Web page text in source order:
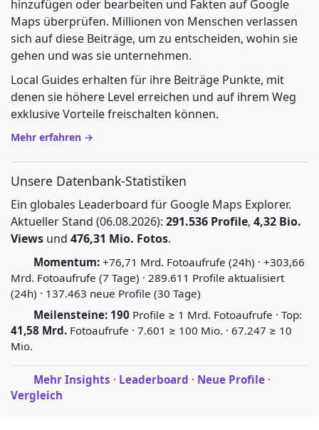
hinzufügen oder bearbeiten und Fakten auf Google
Maps überprüfen. Millionen von Menschen verlassen
sich auf diese Beiträge, um zu entscheiden, wohin sie
gehen und was sie unternehmen.
Local Guides erhalten für ihre Beiträge Punkte, mit
denen sie höhere Level erreichen und auf ihrem Weg
exklusive Vorteile freischalten können.
Mehr erfahren →
Unsere Datenbank-Statistiken
Ein globales Leaderboard für Google Maps Explorer.
Aktueller Stand (06.08.2026): 291.536 Profile, 4,32 Bio.
Views und 476,31 Mio. Fotos.
Momentum: +76,71 Mrd. Fotoaufrufe (24h) · +303,66
Mrd. Fotoaufrufe (7 Tage) · 289.611 Profile aktualisiert
(24h) · 137.463 neue Profile (30 Tage)
Meilensteine: 190 Profile ≥ 1 Mrd. Fotoaufrufe · Top:
41,58 Mrd. Fotoaufrufe · 7.601 ≥ 100 Mio. · 67.247 ≥ 10
Mio.
Mehr Insights · Leaderboard · Neue Profile ·
Vergleich